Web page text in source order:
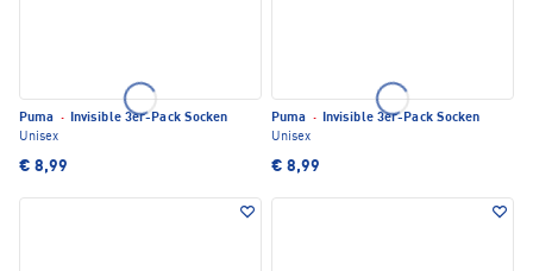
Puma · Invisible 3er-Pack Socken
Unisex
€ 8,99
Puma · Invisible 3er-Pack Socken
Unisex
€ 8,99